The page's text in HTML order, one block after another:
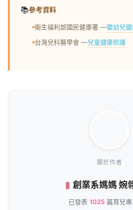
📚參考資料
衛生福利部國民健康署 —嬰幼兒
台灣兒科醫學會 —兒童健康照護
關於作者
創業系媽媽 婉
已發表 1025篇育兒專